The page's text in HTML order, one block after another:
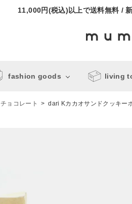
11,000円(税込)以上で送料無料 /
fashion goods living
チョコレート dari Kカカオサンドクッキー